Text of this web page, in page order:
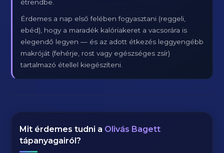
étrendbe.
Érdemes a nap első felében fogyasztani (reggeli,
ebéd), hogy a maradék kalóriakeret a vacsorára is
elegendő legyen — és az adott étkezés leggyengébb
makróját (fehérje, rost vagy egészséges zsír)
tartalmazó étellel kiegészíteni.
Mit érdemes tudni a Olivás Bagett
tápanyagairól?